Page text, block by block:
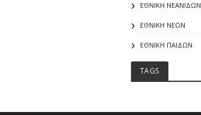
ΕΘΝΙΚΗ ΝΕΑΝΙΔΩΝ
ΕΘΝΙΚΗ ΝΕΩΝ
ΕΘΝΙΚΗ ΠΑΙΔΩΝ
TAGS